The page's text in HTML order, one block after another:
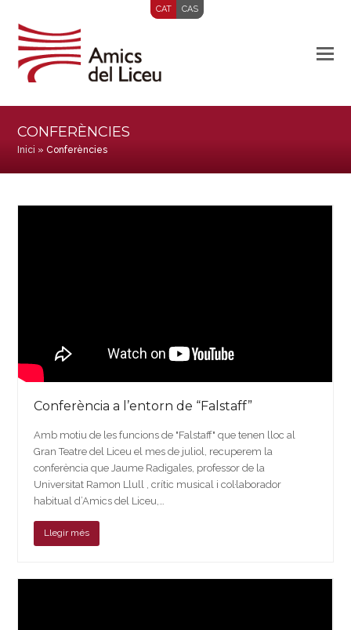
CAT CAS
CONFERÈNCIES
Inici »Conferències
Conferència a l’entorn de “Falstaff”
Amb motiu de les funcions de "Falstaff" que tenen lloc al
Gran Teatre del Liceu el mes de juliol, recuperem la
conferència que Jaume Radigales, professor de la
Universitat Ramon Llull , crític musical i col·laborador
habitual d’Amics del Liceu,…
Llegir més